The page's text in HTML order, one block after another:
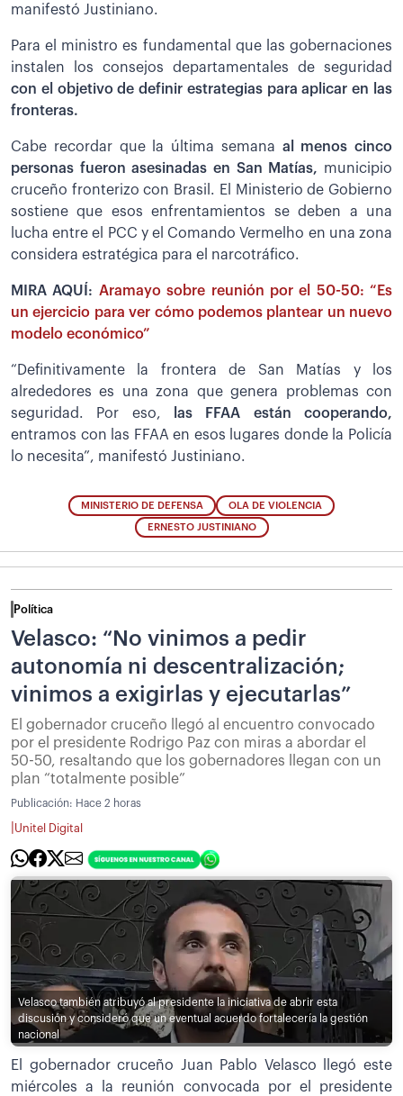
manifestó Justiniano.
Para el ministro es fundamental que las gobernaciones
instalen los consejos departamentales de seguridad
con el objetivo de definir estrategias para aplicar en las
fronteras.
Cabe recordar que la última semana al menos cinco
personas fueron asesinadas en San Matías, municipio
cruceño fronterizo con Brasil. El Ministerio de Gobierno
sostiene que esos enfrentamientos se deben a una
lucha entre el PCC y el Comando Vermelho en una zona
considera estratégica para el narcotráfico.
MIRA AQUÍ: Aramayo sobre reunión por el 50-50: “Es
un ejercicio para ver cómo podemos plantear un nuevo
modelo económico”
“Definitivamente la frontera de San Matías y los
alrededores es una zona que genera problemas con
seguridad. Por eso,
las FFAA están cooperando,
entramos con las FFAA en esos lugares donde la Policía
lo necesita”, manifestó Justiniano.
MINISTERIO DE DEFENSA OLA DE VIOLENCIA
ERNESTO JUSTINIANO
Política
Velasco: “No vinimos a pedir
autonomía ni descentralización;
vinimos a exigirlas y ejecutarlas”
El gobernador cruceño llegó al encuentro convocado
por el presidente Rodrigo Paz con miras a abordar el
50-50, resaltando que los gobernadores llegan con un
plan “totalmente posible”
Publicación: Hace 2 horas
Unitel Digital
Velasco también atribuyó al presidente la iniciativa de abrir esta
discusión y consideró que un eventual acuerdo fortalecería la gestión
nacional
El gobernador cruceño Juan Pablo Velasco llegó este
miércoles a la reunión convocada por el presidente